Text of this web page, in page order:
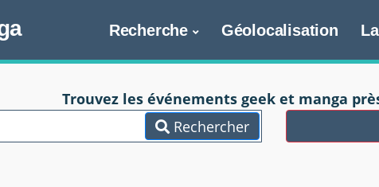
Recherche Géolocalisation
Trouvez les événements geek et manga
Rechercher